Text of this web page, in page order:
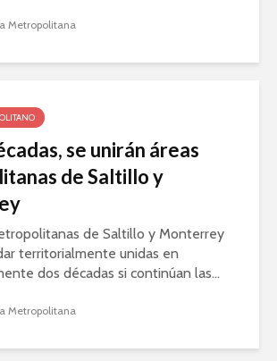
Metropolitana
se unirán áreas
de Saltillo y
de Saltillo y Monterrey
territorialmente unidas en
dos décadas si continúan las...
Metropolitana